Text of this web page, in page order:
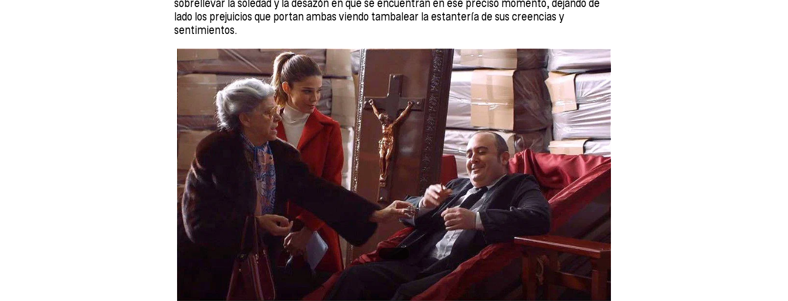
sobrellevar la soledad y la desazón en que se encuentran en ese preciso momento, dejando de
lado los prejuicios que portan ambas viendo tambalear la estantería de sus creencias y
sentimientos.